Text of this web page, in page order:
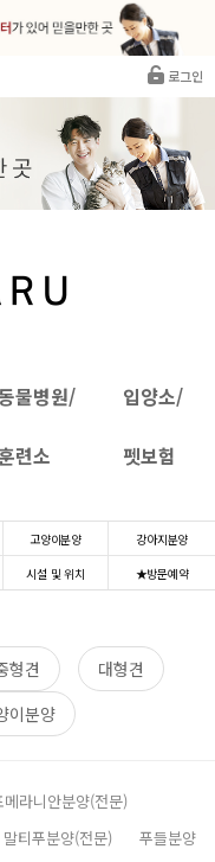
로그인
물병원/
련소
입양소/
펫보험
고양이분양
강아지분양
시설 및 위치 ★방문예약
형견
대형견
이분양
메라니안분양(전문)
말티푸분양(전문)
푸들분양